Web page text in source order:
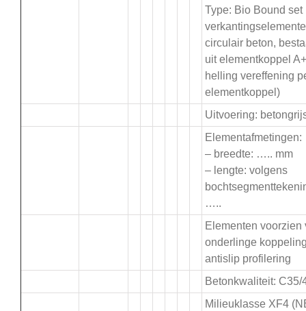
Type: Bio Bound set
circulair beton,
uit elementkoppel
helling vereffening
elementkoppel)
Uitvoering:
Elementafmetingen:
– breedte: ….. mm
– lengte: volgens
…..
Elementen voorzien
onderlinge
antislip profilering
Betonkwaliteit: C35/
Milieuklasse XF4